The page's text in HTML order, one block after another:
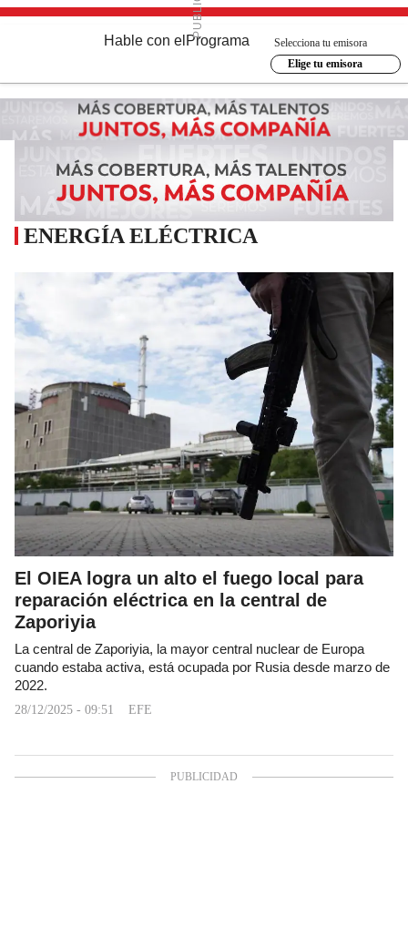
Hable con el Programa
Selecciona tu emisora
Elige tu emisora
ENERGÍA ELÉCTRICA
El OIEA logra un alto el fuego local para
reparación eléctrica en la central de
Zaporiyia
La central de Zaporiyia, la mayor central nuclear de Europa
cuando estaba activa, está ocupada por Rusia desde marzo de
2022.
28/12/2025 - 09:51 EFE